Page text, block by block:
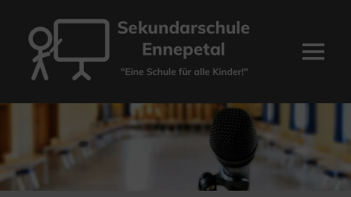
Inhalt
springen
Sekundarschule
Ennepetal
Menü